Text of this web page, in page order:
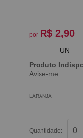
por R$ 2,90
UN
Produto
Avise-me
LARANJA
Quantidade: